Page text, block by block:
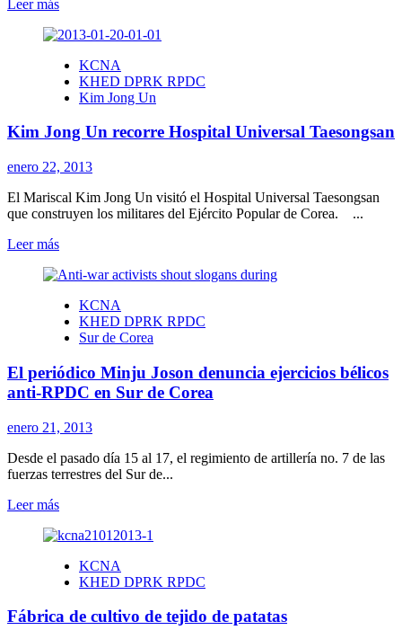
Leer más
sobre
periódico
Rodong
Sinmun
intervención
otros
KCNA
KHED DPRK RPDC
Kim Jong Un
Kim Jong Un recorre Hospital Universal Taesongsan
enero 22, 2013
El Mariscal Kim Jong Un visitó el Hospital Universal Taesongsan
que construyen los militares del Ejército Popular de Corea. ...
Leer másLeer
sobre
Jong
Un
recorre
Universal
Taesongsan
KCNA
KHED DPRK RPDC
Sur de Corea
El periódico Minju Joson denuncia ejercicios bélicos
anti-RPDC en Sur de Corea
enero 21, 2013
Desde el pasado día 15 al 17, el regimiento de artillería no. 7 de las
fuerzas terrestres del Sur de...
Leer másLeer
sobre
periódico
Minju
denuncia
KCNA
KHED DPRK RPDC
Fábrica de cultivo de tejido de patatas